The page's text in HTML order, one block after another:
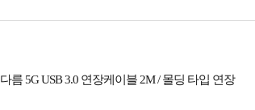
다름 5G USB 3.0 연장케이블 2M / 몰딩 타입 연장